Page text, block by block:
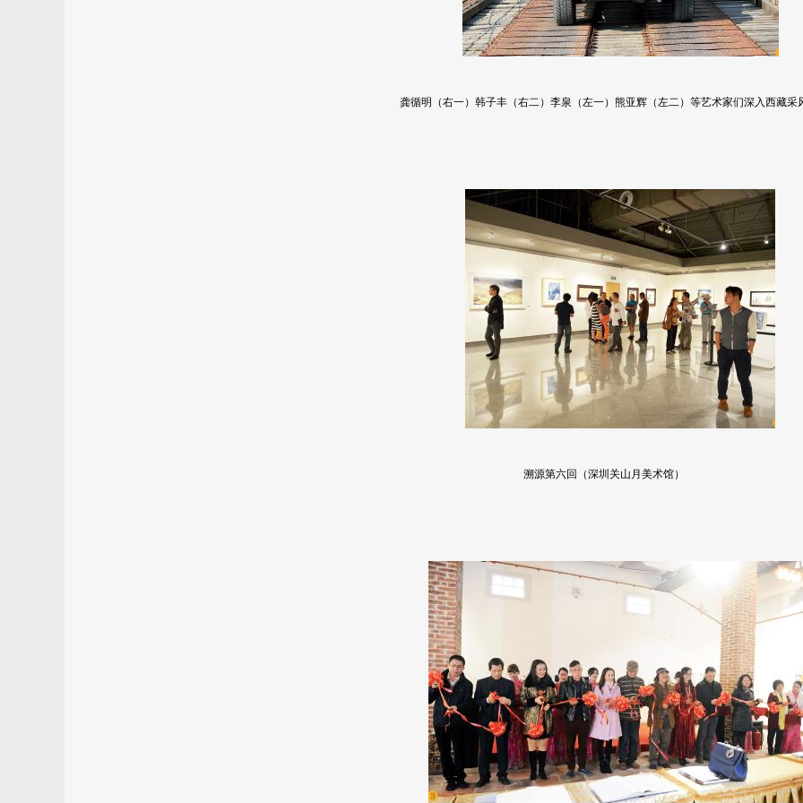
龚循明（右一）韩子丰（右二）李泉（左一）熊亚辉（左二）等艺术家们深入西藏采
溯源第六回（深圳关山月美术馆）